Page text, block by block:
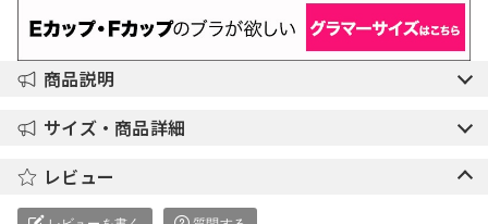
商品説明
サイズ・商品詳細
レビュー